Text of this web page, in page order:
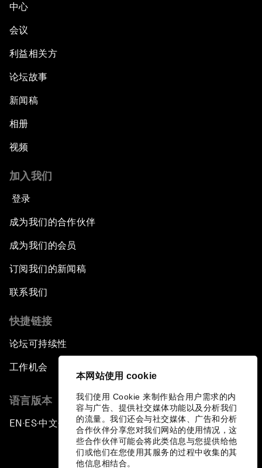
本网站使用 cookie
我们使用 Cookie 来制作贴合用户需求的内
容与广告、提供社交媒体功能以及分析我们
的流量。我们还会与社交媒体、广告和分析
合作伙伴分享您对我们网站的使用情况，这
些合作伙伴可能会将此类信息与您提供给他
们或他们在您使用其服务的过程中收集的其
他信息相结合。
中心
会议
利益相关方
论坛故事
新闻稿
相册
视频
加入我们
登录
成为我们的合作伙伴
成为我们的会员
订阅我们的新闻稿
联系我们
快捷链接
论坛可持续性
工作机会
语言版本
EN ▪ES▪中文▪ 日本語